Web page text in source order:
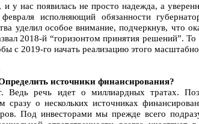
и у нас появилась не просто надежда, а
исполняющий обязанности
уделил особое внимание, подчеркнув, что
2018-й “горизонтом принятия решений”.
с 2019-го начать реализацию этого
источники финансирования?
Ведь речь идет о миллиардных тратах.
о нескольких источниках
Под инвесторами мы прежде всего